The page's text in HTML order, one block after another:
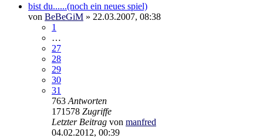
bist du......(noch ein neues spiel)
von BeBeGiM » 22.03.2007, 08:38
1
…
27
28
29
30
31
763 Antworten
171578 Zugriffe
Letzter Beitrag von manfred
04.02.2012, 00:39